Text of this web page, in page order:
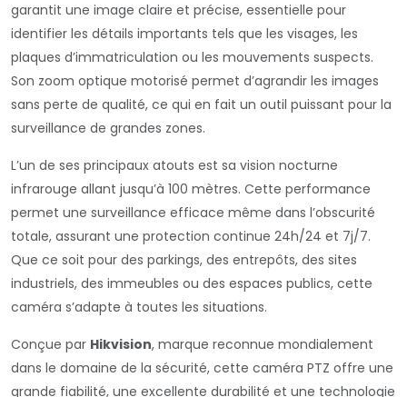
garantit une image claire et précise, essentielle pour
identifier les détails importants tels que les visages, les
plaques d’immatriculation ou les mouvements suspects.
Son zoom optique motorisé permet d’agrandir les images
sans perte de qualité, ce qui en fait un outil puissant pour la
surveillance de grandes zones.
L’un de ses principaux atouts est sa vision nocturne
infrarouge allant jusqu’à 100 mètres. Cette performance
permet une surveillance efficace même dans l’obscurité
totale, assurant une protection continue 24h/24 et 7j/7.
Que ce soit pour des parkings, des entrepôts, des sites
industriels, des immeubles ou des espaces publics, cette
caméra s’adapte à toutes les situations.
Conçue par Hikvision, marque reconnue mondialement
dans le domaine de la sécurité, cette caméra PTZ offre une
grande fiabilité, une excellente durabilité et une technologie